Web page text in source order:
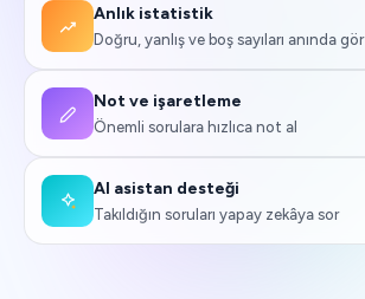
Anlık istatistik
Doğru, yanlış ve boş sayıları anında gör
Not ve işaretleme
Önemli sorulara hızlıca not al
AI asistan desteği
Takıldığın soruları yapay zekâya sor